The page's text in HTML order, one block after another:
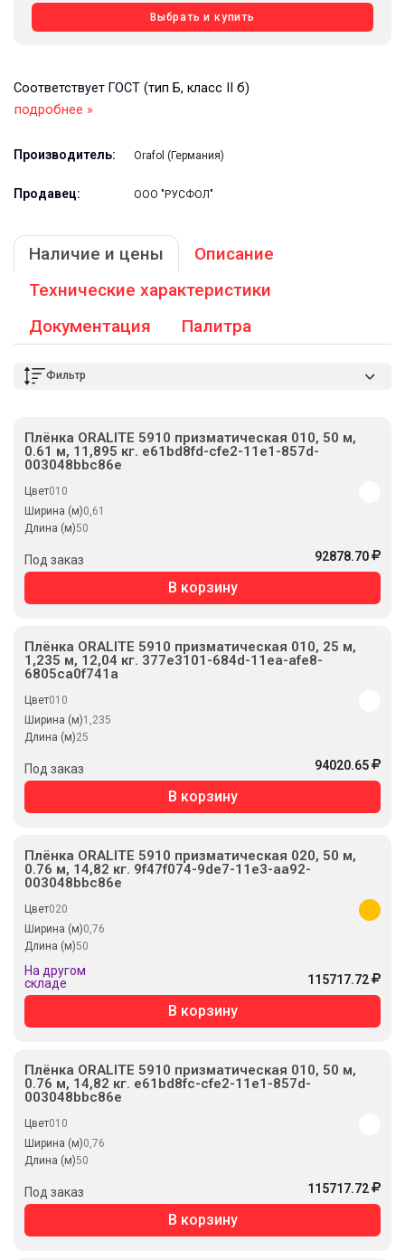
Выбрать и купить
Соответствует ГОСТ (тип Б, класс II б)
подробнее »
Производитель: Orafol (Германия)
Продавец: ООО "РУСФОЛ"
Наличие и цены
Описание
Технические характеристики
Документация
Палитра
Фильтр
Плёнка ORALITE 5910 призматическая 010, 50 м,
0.61 м, 11,895 кг. e61bd8fd-cfe2-11e1-857d-
003048bbc86e
Цвет010
Ширина (м)0,61
Длина (м)50
Под заказ 92878.70
В корзину
Плёнка ORALITE 5910 призматическая 010, 25 м,
1,235 м, 12,04 кг. 377e3101-684d-11ea-afe8-
6805ca0f741a
Цвет010
Ширина (м)1,235
Длина (м)25
Под заказ 94020.65
В корзину
Плёнка ORALITE 5910 призматическая 020, 50 м,
0.76 м, 14,82 кг. 9f47f074-9de7-11e3-aa92-
003048bbc86e
Цвет020
Ширина (м)0,76
Длина (м)50
На другом
складе
115717.72
В корзину
Плёнка ORALITE 5910 призматическая 010, 50 м,
0.76 м, 14,82 кг. e61bd8fc-cfe2-11e1-857d-
003048bbc86e
Цвет010
Ширина (м)0,76
Длина (м)50
Под заказ 115717.72
В корзину